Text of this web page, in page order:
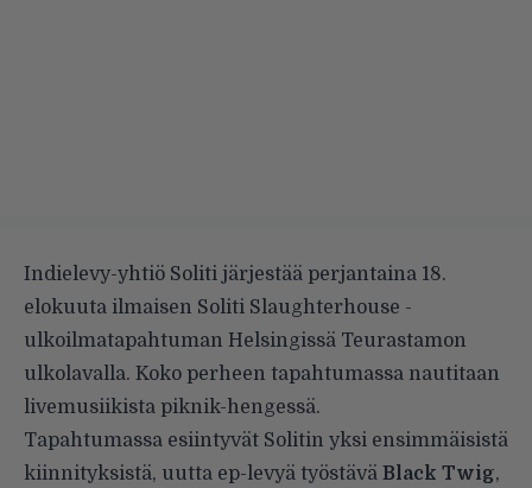
Indielevy-yhtiö Soliti järjestää perjantaina 18.
elokuuta ilmaisen Soliti Slaughterhouse -
ulkoilmatapahtuman Helsingissä Teurastamon
ulkolavalla. Koko perheen tapahtumassa nautitaan
livemusiikista piknik-hengessä.
Tapahtumassa esiintyvät Solitin yksi ensimmäisistä
kiinnityksistä, uutta ep-levyä työstävä Black Twig,